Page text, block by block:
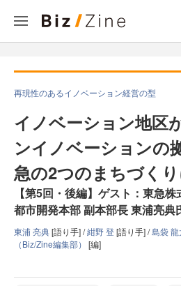
再現性のあるイノベーション経営の型
イノベーション地区
ンイノベーションの
急の2つのまちづく
【第5回・後編】ゲスト：東急
都市開発本部 副本部長 東浦亮典
東浦 亮典[語り手] /紺野 登[語り手] /島袋 龍
（Biz/Zine編集部） [編]